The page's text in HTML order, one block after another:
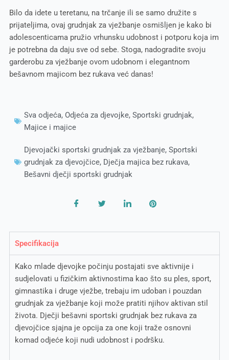
Bilo da idete u teretanu, na trčanje ili se samo družite s
prijateljima, ovaj grudnjak za vježbanje osmišljen je kako bi
adolescenticama pružio vrhunsku udobnost i potporu koja im
je potrebna da daju sve od sebe. Stoga, nadogradite svoju
garderobu za vježbanje ovom udobnom i elegantnom
bešavnom majicom bez rukava već danas!
Sva odjeća, Odjeća za djevojke, Sportski grudnjak,
Majice i majice
Djevojački sportski grudnjak za vježbanje, Sportski
grudnjak za djevojčice, Dječja majica bez rukava,
Bešavni dječji sportski grudnjak
Specifikacija
Kako mlade djevojke počinju postajati sve aktivnije i
sudjelovati u fizičkim aktivnostima kao što su ples, sport,
gimnastika i druge vježbe, trebaju im udoban i pouzdan
grudnjak za vježbanje koji može pratiti njihov aktivan stil
života. Dječji bešavni sportski grudnjak bez rukava za
djevojčice sjajna je opcija za one koji traže osnovni
komad odjeće koji nudi udobnost i podršku.